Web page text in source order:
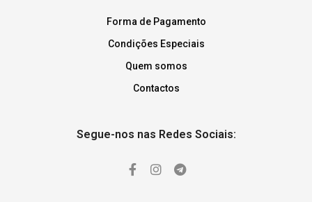
Forma de Pagamento
Condições Especiais
Quem somos
Contactos
Segue-nos nas Redes Sociais: